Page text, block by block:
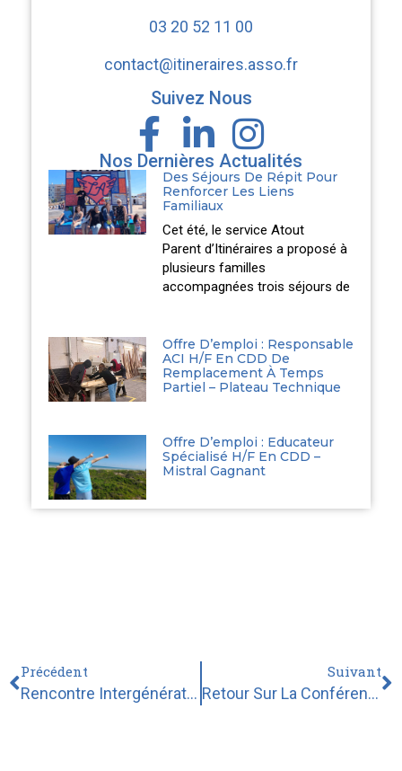
03 20 52 11 00
contact@itineraires.asso.fr
Suivez Nous
Nos Dernières Actualités
Des Séjours De Répit Pour
Renforcer Les Liens
Familiaux
Cet été, le service Atout
Parent d’Itinéraires a proposé à
plusieurs familles
accompagnées trois séjours de
Offre D’emploi : Responsable
ACI H/F En CDD De
Remplacement À Temps
Partiel – Plateau Technique
Offre D’emploi : Educateur
Spécialisé H/F En CDD –
Mistral Gagnant
Précédent
Rencontre Intergénérationnelle Entre Des Jeunes De MAJ’YC Et Des Résidents D’un EHPAD
Suivant
Retour Sur La Conférence « Ensemble On Fait Quoi ? » Avec Bruno Humbeeck Du 11 Juin 2024